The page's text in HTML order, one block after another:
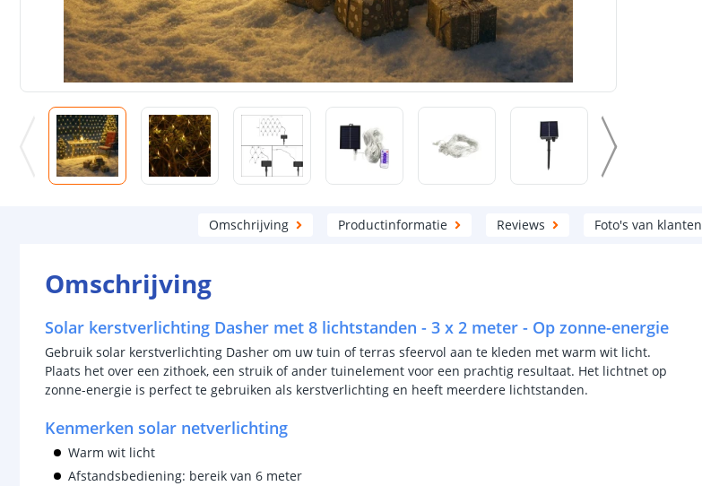
Omschrijving Productinformatie Reviews Foto's van klanten
Omschrijving
Solar kerstverlichting Dasher met 8 lichtstanden - 3 x 2 meter - Op zonne-energie
Gebruik solar kerstverlichting Dasher om uw tuin of terras sfeervol aan te kleden met warm wit licht.
Plaats het over een zithoek, een struik of ander tuinelement voor een prachtig resultaat. Het lichtnet op
zonne-energie is perfect te gebruiken als kerstverlichting en heeft meerdere lichtstanden.
Kenmerken solar netverlichting
Warm wit licht
Afstandsbediening: bereik van 6 meter